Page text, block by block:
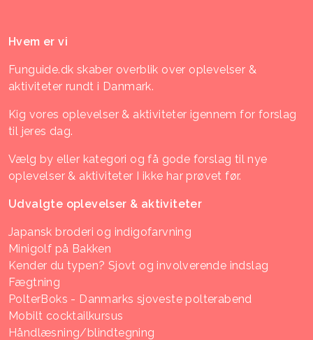
Hvem er vi
Funguide.dk skaber overblik over oplevelser &
aktiviteter rundt i Danmark.
Kig vores oplevelser & aktiviteter igennem for forslag
til jeres dag.
Vælg by eller kategori og få gode forslag til nye
oplevelser & aktiviteter I ikke har prøvet før.
Udvalgte oplevelser & aktiviteter
Japansk broderi og indigofarvning
Minigolf på Bakken
Kender du typen? Sjovt og involverende indslag
Fægtning
PolterBoks - Danmarks sjoveste polterabend
Mobilt cocktailkursus
Håndlæsning/blindtegning